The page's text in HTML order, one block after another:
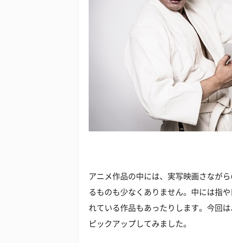
アニメ作品の中には、実写映画さなが
るものも少なくありません。中には指
れている作品もあったりします。今回
ピックアップしてみました。